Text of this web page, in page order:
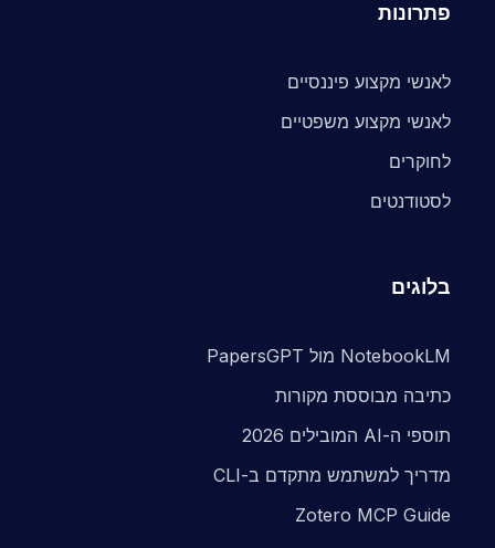
פתרונות
לאנשי מקצוע פיננסיים
לאנשי מקצוע משפטיים
לחוקרים
לסטודנטים
בלוגים
NotebookLM מול PapersGPT
כתיבה מבוססת מקורות
תוספי ה-AI המובילים 2026
מדריך למשתמש מתקדם ב-CLI
Zotero MCP Guide